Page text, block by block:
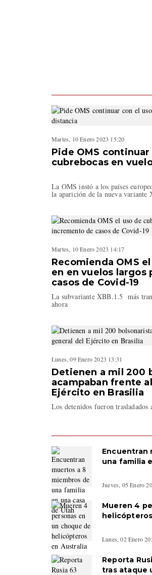
Martes, 10 Enero 2023 15:20
Pide OMS continuar
cubrebocas en
La OMS instó a los países
la aparición de la nueva
Martes, 10 Enero 2023 14:17
Recomienda OMS
en en vuelos
casos de Covid-19
La subvariante XBB.1.5 más
ahora
Lunes, 09 Enero 2023 13:31
Detienen a mil 200
acampaban frente
Ejército en Brasilia
Los detenidos fueron
Encuentran
una familia
Jueves, 05 Enero
Mueren 4
Lunes, 02 Enero
Reporta
tras ataque